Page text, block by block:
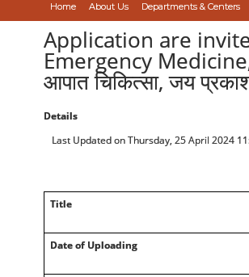
Home About Us Departments & Centers
Application are
Emergency Medicine,
आपात चिकित्सा, जय
Details
Last Updated on Thursday, 25 April 2024
Title
Date of Uploading